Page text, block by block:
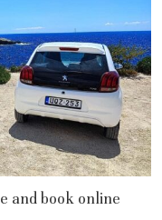
and book online